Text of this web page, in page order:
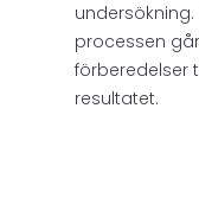
processen
förberedelser
resultatet.